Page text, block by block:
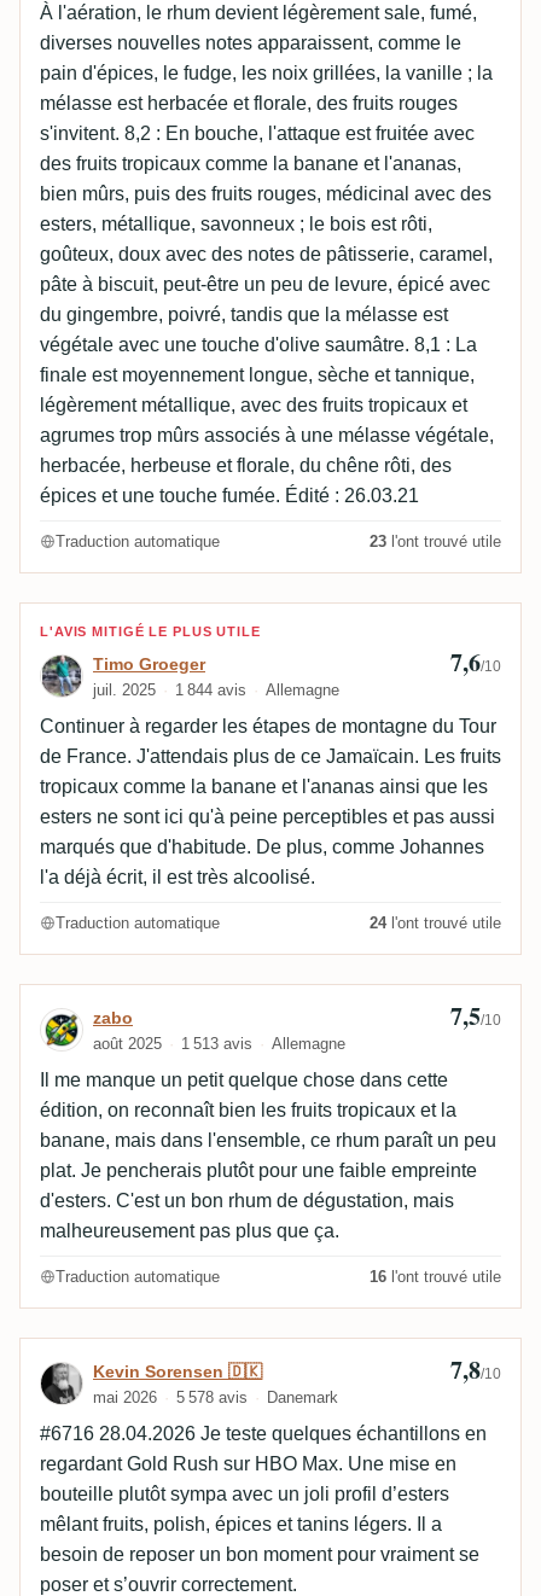
À l'aération, le rhum devient légèrement sale, fumé,
diverses nouvelles notes apparaissent, comme le
pain d'épices, le fudge, les noix grillées, la vanille ; la
mélasse est herbacée et florale, des fruits rouges
s'invitent. 8,2 : En bouche, l'attaque est fruitée avec
des fruits tropicaux comme la banane et l'ananas,
bien mûrs, puis des fruits rouges, médicinal avec des
esters, métallique, savonneux ; le bois est rôti,
goûteux, doux avec des notes de pâtisserie, caramel,
pâte à biscuit, peut-être un peu de levure, épicé avec
du gingembre, poivré, tandis que la mélasse est
végétale avec une touche d'olive saumâtre. 8,1 : La
finale est moyennement longue, sèche et tannique,
légèrement métallique, avec des fruits tropicaux et
agrumes trop mûrs associés à une mélasse végétale,
herbacée, herbeuse et florale, du chêne rôti, des
épices et une touche fumée. Édité : 26.03.21
Traduction automatique 23 l'ont trouvé utile
Avis de Timo Groeger
L'AVIS MITIGÉ LE PLUS UTILE
Timo Groeger
juil. 2025 1 844 avis Allemagne
7,6/10
Continuer à regarder les étapes de montagne du Tour
de France. J'attendais plus de ce Jamaïcain. Les fruits
tropicaux comme la banane et l'ananas ainsi que les
esters ne sont ici qu'à peine perceptibles et pas aussi
marqués que d'habitude. De plus, comme Johannes
l'a déjà écrit, il est très alcoolisé.
Traduction automatique 24l'ont trouvé utile
Avis de zabo
zabo
août 2025 1 513 avis Allemagne
7,5/10
Il me manque un petit quelque chose dans cette
édition, on reconnaît bien les fruits tropicaux et la
banane, mais dans l'ensemble, ce rhum paraît un peu
plat. Je pencherais plutôt pour une faible empreinte
d'esters. C'est un bon rhum de dégustation, mais
malheureusement pas plus que ça.
Traduction automatique 16 l'ont trouvé utile
Avis de Kevin Sorensen 🇩🇰
Kevin Sorensen 🇩🇰
mai 2026 5 578 avis Danemark
7,8/10
#6716 28.04.2026 Je teste quelques échantillons en
regardant Gold Rush sur HBO Max. Une mise en
bouteille plutôt sympa avec un joli profil d’esters
mêlant fruits, polish, épices et tanins légers. Il a
besoin de reposer un bon moment pour vraiment se
poser et s’ouvrir correctement.